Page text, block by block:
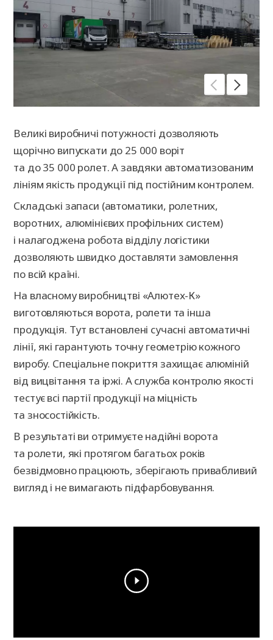
Великі виробничі потужності дозволяють
щорічно випускати до 25 000 воріт
та до 35 000 ролет. А завдяки автоматизованим
лініям якість продукції під постійним контролем.
Складські запаси (автоматики, ролетних,
воротних, алюмінієвих профільних систем)
і налагоджена робота відділу логістики
дозволяють швидко доставляти замовлення
по всій країні.
На власному виробництві «Алютех-К»
виготовляються ворота, ролети та інша
продукція. Тут встановлені сучасні автоматичні
лінії, які гарантують точну геометрію кожного
виробу. Спеціальне покриття захищає алюміній
від вицвітання та іржі. А служба контролю якості
тестує всі партії продукції на міцність
та зносостійкість.
В результаті ви отримуєте надійні ворота
та ролети, які протягом багатьох років
безвідмовно працюють, зберігають привабливий
вигляд і не вимагають підфарбовування.